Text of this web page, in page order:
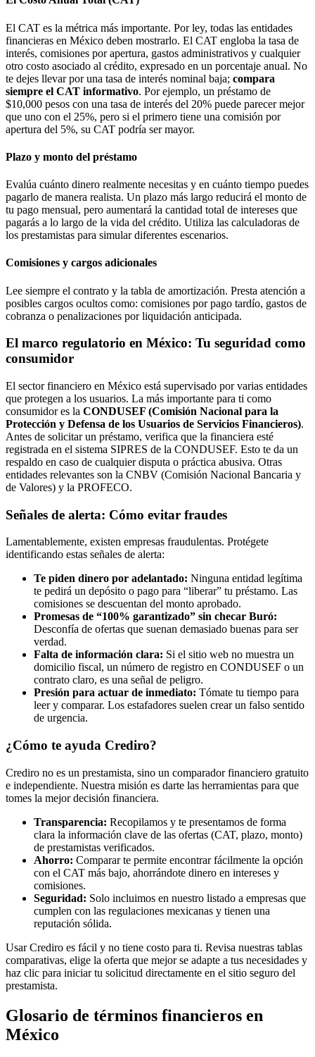
El CAT es la métrica más importante. Por ley, todas las entidades
financieras en México deben mostrarlo. El CAT engloba la tasa de
interés, comisiones por apertura, gastos administrativos y cualquier
otro costo asociado al crédito, expresado en un porcentaje anual. No
te dejes llevar por una tasa de interés nominal baja; compara
siempre el CAT informativo. Por ejemplo, un préstamo de
$10,000 pesos con una tasa de interés del 20% puede parecer mejor
que uno con el 25%, pero si el primero tiene una comisión por
apertura del 5%, su CAT podría ser mayor.
Plazo y monto del préstamo
Evalúa cuánto dinero realmente necesitas y en cuánto tiempo puedes
pagarlo de manera realista. Un plazo más largo reducirá el monto de
tu pago mensual, pero aumentará la cantidad total de intereses que
pagarás a lo largo de la vida del crédito. Utiliza las calculadoras de
los prestamistas para simular diferentes escenarios.
Comisiones y cargos adicionales
Lee siempre el contrato y la tabla de amortización. Presta atención a
posibles cargos ocultos como: comisiones por pago tardío, gastos de
cobranza o penalizaciones por liquidación anticipada.
El marco regulatorio en México: Tu seguridad como
consumidor
El sector financiero en México está supervisado por varias entidades
que protegen a los usuarios. La más importante para ti como
consumidor es la CONDUSEF (Comisión Nacional para la
Protección y Defensa de los Usuarios de Servicios Financieros).
Antes de solicitar un préstamo, verifica que la financiera esté
registrada en el sistema SIPRES de la CONDUSEF. Esto te da un
respaldo en caso de cualquier disputa o práctica abusiva. Otras
entidades relevantes son la CNBV (Comisión Nacional Bancaria y
de Valores) y la PROFECO.
Señales de alerta: Cómo evitar fraudes
Lamentablemente, existen empresas fraudulentas. Protégete
identificando estas señales de alerta:
Te piden dinero por adelantado: Ninguna entidad legítima
te pedirá un depósito o pago para “liberar” tu préstamo. Las
comisiones se descuentan del monto aprobado.
Promesas de “100% garantizado” sin checar Buró:
Desconfía de ofertas que suenan demasiado buenas para ser
verdad.
Falta de información clara: Si el sitio web no muestra un
domicilio fiscal, un número de registro en CONDUSEF o un
contrato claro, es una señal de peligro.
Presión para actuar de inmediato: Tómate tu tiempo para
leer y comparar. Los estafadores suelen crear un falso sentido
de urgencia.
¿Cómo te ayuda Crediro?
Crediro no es un prestamista, sino un comparador financiero gratuito
e independiente. Nuestra misión es darte las herramientas para que
tomes la mejor decisión financiera.
Transparencia: Recopilamos y te presentamos de forma
clara la información clave de las ofertas (CAT, plazo, monto)
de prestamistas verificados.
Ahorro: Comparar te permite encontrar fácilmente la opción
con el CAT más bajo, ahorrándote dinero en intereses y
comisiones.
Seguridad: Solo incluimos en nuestro listado a empresas que
cumplen con las regulaciones mexicanas y tienen una
reputación sólida.
Usar Crediro es fácil y no tiene costo para ti. Revisa nuestras tablas
comparativas, elige la oferta que mejor se adapte a tus necesidades y
haz clic para iniciar tu solicitud directamente en el sitio seguro del
prestamista.
Glosario de términos financieros en
México